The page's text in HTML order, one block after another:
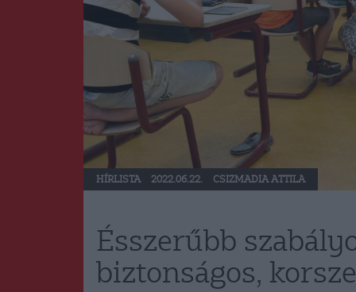
HÍRLISTA 2022.06.22. CSIZMADIA ATTILA
Ésszerűbb
biztonságos,